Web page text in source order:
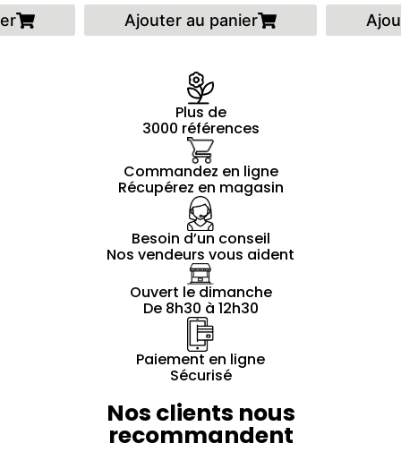
Ajouter au panier
Plus de
3000 références
Commandez en ligne
Récupérez en magasin
Besoin d’un conseil
Nos vendeurs vous aident
Ouvert le dimanche
De 8h30 à 12h30
Paiement en ligne
Sécurisé
Nos clients nous
recommandent